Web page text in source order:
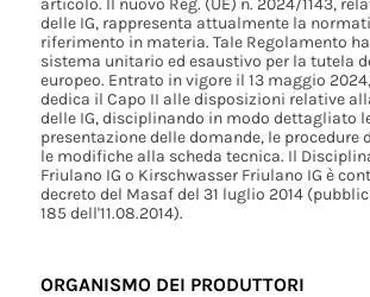
articolo. Il nuovo Reg. (UE) n. 2024/1143,
delle IG, rappresenta attualmente la
riferimento in materia. Tale Regolamento
sistema unitario ed esaustivo per la tutela
europeo. Entrato in vigore il 13 maggio
dedica il Capo II alle disposizioni relative
delle IG, disciplinando in modo dettagliato
presentazione delle domande, le procedure
le modifiche alla scheda tecnica. Il
Friulano IG o Kirschwasser Friulano IG è
decreto del Masaf del 31 luglio 2014
185 dell'11.08.2014).
ORGANISMO DEI PRODUTTORI